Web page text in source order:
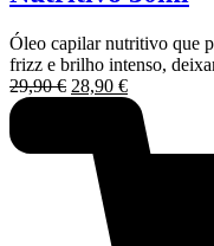
Óleo capilar nutritivo que
frizz e brilho intenso,
29,90€ O
29,90 €.
28,90 €O
preço
atual